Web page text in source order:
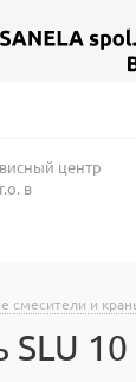
центр
в
смесители и
10